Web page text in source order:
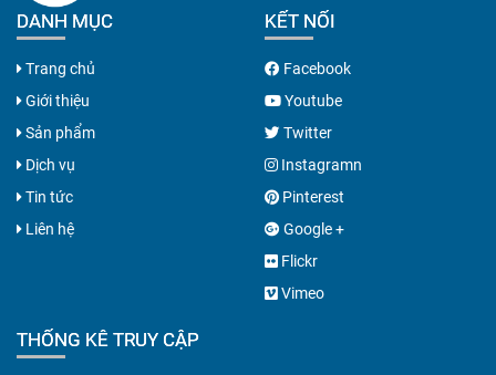
DANH MỤC
Trang chủ
Giới thiệu
Sản phẩm
Dịch vụ
Tin tức
Liên hệ
KẾT NỐI
Facebook
Youtube
Twitter
Instagramn
Pinterest
Google +
Flickr
Vimeo
THỐNG KÊ TRUY CẬP